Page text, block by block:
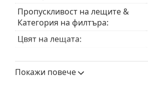
Пропускливост на лещите &
Категория на филтъра:
Цвят на лещата:
Ширина на стъклото:
Покажи повече